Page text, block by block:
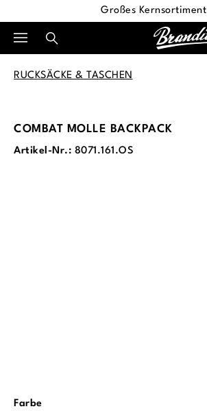
Großes Kernsortiment
RUCKSÄCKE & TASCHEN
COMBAT MOLLE BACKPACK
Artikel-Nr.: 8071.161.OS
Farbeauswählen